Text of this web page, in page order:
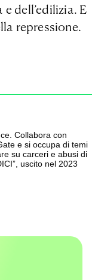
dell’edilizia. E
repressione.
Collabora con
e si occupa di temi
su carceri e abusi di
uscito nel 2023